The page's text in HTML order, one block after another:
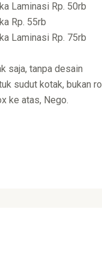
Laminasi Rp. 50rb
Rp. 55rb
Laminasi Rp. 75rb
saja, tanpa desain
sudut kotak, bukan
ke atas, Nego.